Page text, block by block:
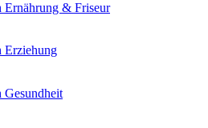
Ernährung & Friseur
Erziehung
Gesundheit